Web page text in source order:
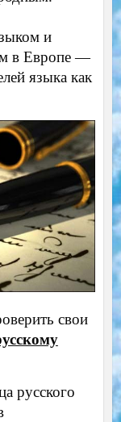
и
в Европе —
языка как
свои
русского